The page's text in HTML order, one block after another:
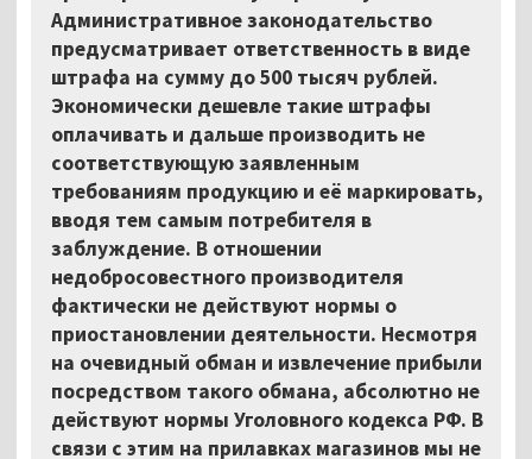
Административное законодательство
предусматривает ответственность в виде
штрафа на сумму до 500 тысяч рублей.
Экономически дешевле такие штрафы
оплачивать и дальше производить не
соответствующую заявленным
требованиям продукцию и её маркировать,
вводя тем самым потребителя в
заблуждение. В отношении
недобросовестного производителя
фактически не действуют нормы о
приостановлении деятельности. Несмотря
на очевидный обман и извлечение прибыли
посредством такого обмана, абсолютно не
действуют нормы Уголовного кодекса РФ. В
связи с этим на прилавках магазинов мы не